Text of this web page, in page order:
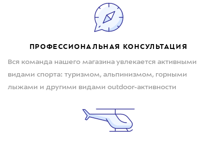
ПРОФЕССИОНАЛЬНАЯ КОНСУЛЬТАЦИЯ
Вся команда нашего магазина увлекается активными
видами спорта: туризмом, альпинизмом, горными
лыжами и другими видами outdoor-активности